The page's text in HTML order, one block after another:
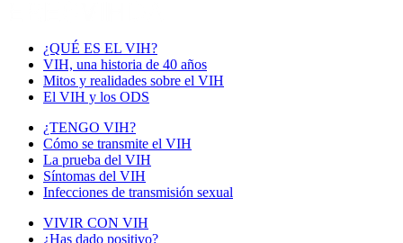
¿QUÉ ES EL VIH?
VIH, una historia de 40 años
Mitos y realidades sobre el VIH
El VIH y los ODS
¿TENGO VIH?
Cómo se transmite el VIH
La prueba del VIH
Síntomas del VIH
Infecciones de transmisión sexual
VIVIR CON VIH
¿Has dado positivo?